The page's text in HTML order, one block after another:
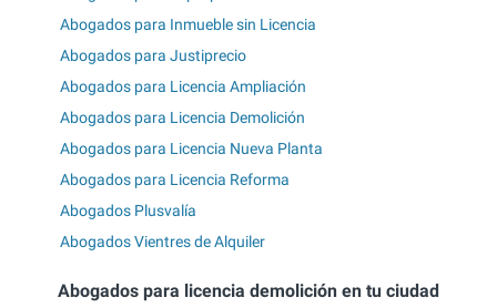
Abogados para Inmueble sin Licencia
Abogados para Justiprecio
Abogados para Licencia Ampliación
Abogados para Licencia Demolición
Abogados para Licencia Nueva Planta
Abogados para Licencia Reforma
Abogados Plusvalía
Abogados Vientres de Alquiler
Abogados para licencia demolición en tu ciudad